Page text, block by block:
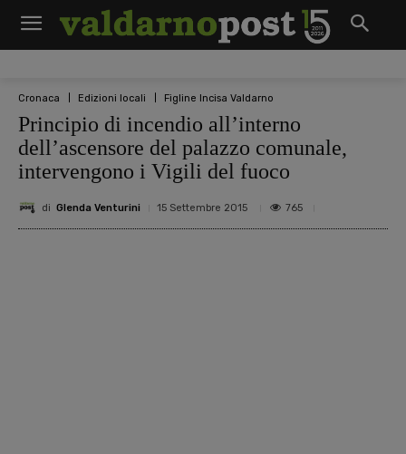
Cronaca Edizioni locali Figline Incisa Valdarno
Principio di incendio all’interno
dell’ascensore del palazzo comunale,
intervengono i Vigili del fuoco
di Glenda Venturini 15 Settembre 2015 765